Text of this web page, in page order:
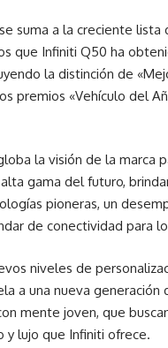
suma a la creciente lista
que Infiniti Q50 ha
la distinción de
premios «Vehículo del
la visión de la marca
gama del futuro,
pioneras, un
de conectividad para
niveles de
a una nueva generación
mente joven, que
y lujo que Infiniti ofrece.